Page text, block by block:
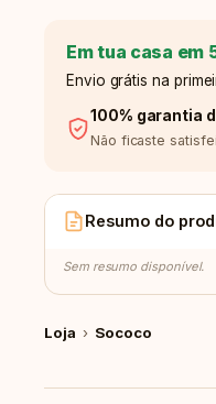
Em tua casa em
Envio grátis na
100% garantia
Não ficaste
Resumo do
Sem resumo disponível.
Loja › Sococo